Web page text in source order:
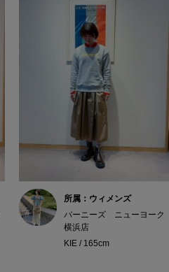
所属：ウィメンズ
バーニーズ ニューヨーク
横浜店
KIE / 165cm